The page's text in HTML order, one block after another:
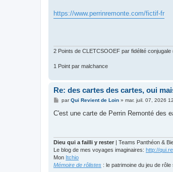
https://www.perrinremonte.com/fictif-fr
2 Points de CLETCSOOEF par fidélité
1 Point par malchance
Re: des cartes des cartes, oui
M
s
parQui Revient de Loin» mar. juil. 07, 2026
C'est une carte de Perrin Remonté des
Dieu qui a failli y rester
| Teams Panthéon &
Le blog de mes voyages imaginaires: http://
Mon Itchio
Mémoire de rôlistes : le patrimoine du jeu de